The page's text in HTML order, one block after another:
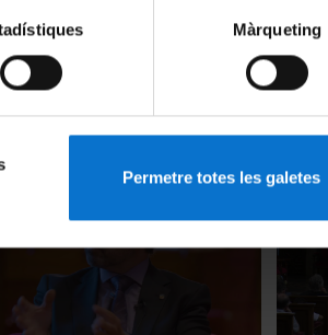
Màrqueting
Permetre totes les galetes
Building a new European
from scratch: implementation
and cross
How
22